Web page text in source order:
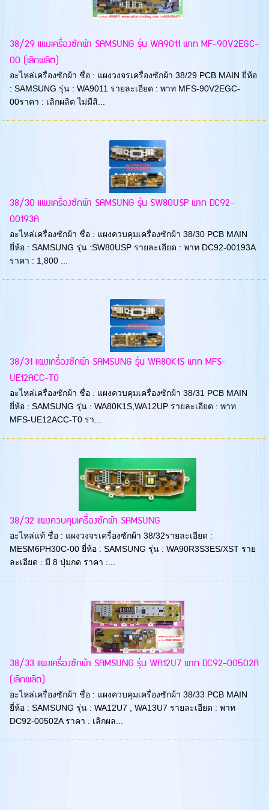
38/29 แผงเครื่องซักผ้า SAMSUNG รุ่น WA9011 พาท MF-90V2EGC-
00 (เลิกผลิต)
อะไหล่เครื่องซักผ้า ชื่อ : แผงวงจรเครื่องซักผ้า 38/29 PCB MAIN ยี่ห้อ
: SAMSUNG รุ่น : WA9011 รายละเอียด : พาท MFS-90V2EGC-
00ราคา : เลิกผลิต ไม่มีสิ...
38/30 แผงเครื่องซักผ้า SAMSUNG รุ่น SW80USP พาท DC92-
00193A
อะไหล่เครื่องซักผ้า ชื่อ : แผงควบคุมเครื่องซักผ้า 38/30 PCB MAIN
ยี่ห้อ : SAMSUNG รุ่น :SW80USP รายละเอียด : พาท DC92-00193A
ราคา : 1,800 ...
38/31 แผงเครื่องซักผ้า SAMSUNG รุ่น WA80K1S พาท MFS-
UE12ACC-T0
อะไหล่เครื่องซักผ้า ชื่อ : แผงควบคุมเครื่องซักผ้า 38/31 PCB MAIN
ยี่ห้อ : SAMSUNG รุ่น : WA80K1S,WA12UP รายละเอียด : พาท
MFS-UE12ACC-T0 รา...
38/32 แผงควบคุมเครื่องซักผ้า SAMSUNG
อะไหล่แท้ ชื่อ : แผงวงจรเครื่องซักผ้า 38/32รายละเอียด :
MESM6PH30C-00 ยี่ห้อ : SAMSUNG รุ่น : WA90R3S3ES/XST ราย
ละเอียด : มี 8 ปุ่มกด ราคา :...
38/33 แผงเครื่องซักผ้า SAMSUNG รุ่น WA12U7 พาท DC92-00502A
(เลิกผลิต)
อะไหล่เครื่องซักผ้า ชื่อ : แผงควบคุมเครื่องซักผ้า 38/33 PCB MAIN
ยี่ห้อ : SAMSUNG รุ่น : WA12U7 , WA13U7 รายละเอียด : พาท
DC92-00502A ราคา : เลิกผล...